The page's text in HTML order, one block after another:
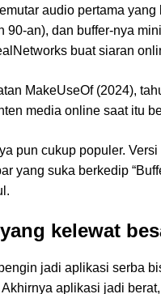
audio pertama
90-an), dan buffer-nya
buat siaran
MakeUseOf (2024),
media online saat itu
pun cukup populer.
yang suka berkedip
kelewat
jadi aplikasi serba
aplikasi jadi